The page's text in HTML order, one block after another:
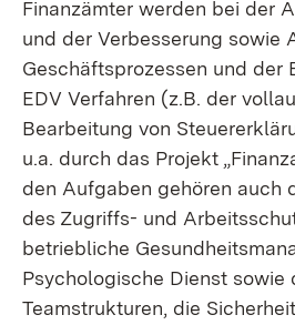
Finanzämter werden bei der
und der Verbesserung sowie
Geschäftsprozessen und der
EDV Verfahren (z.B. der
Bearbeitung von
u.a. durch das Projekt
den Aufgaben gehören auch
des Zugriffs- und
betriebliche
Psychologische Dienst sowie
Teamstrukturen, die